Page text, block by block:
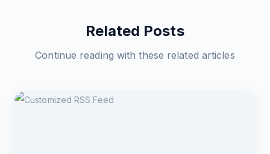
Related Posts
Continue reading with these related articles